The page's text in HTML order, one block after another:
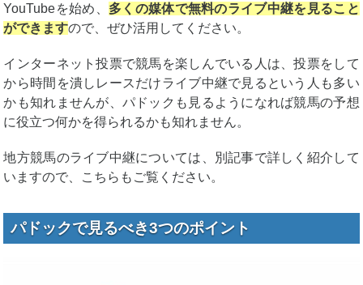
YouTubeを始め、 多くの媒体で無料のライブ中継を見ること
ができますので、ぜひ活用してください。
インターネット投票で競馬を楽しんでいる人は、投票をして
から時間を潰しレースだけライブ中継で見るという人も多い
かも知れませんが、パドックも見るようになれば競馬の予想
に役立つ何かを得られるかも知れません。
地方競馬のライブ中継については、別記事で詳しく紹介して
いますので、こちらもご覧ください。
パドックで見るべき3つのポイント